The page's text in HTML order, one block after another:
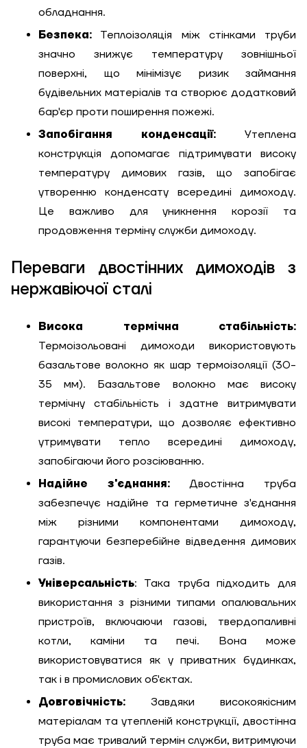
обладнання.
Безпека: Теплоізоляція між стінками труби
значно знижує температуру зовнішньої
поверхні, що мінімізує ризик займання
будівельних матеріалів та створює додатковий
бар'єр проти поширення пожежі.
Запобігання конденсації: Утеплена
конструкція допомагає підтримувати високу
температуру димових газів, що запобігає
утворенню конденсату всередині димоходу.
Це важливо для уникнення корозії та
продовження терміну служби димоходу.
Переваги двостінних димоходів з
нержавіючої сталі
Висока термічна стабільність:
Термоізольовані димоходи використовують
базальтове волокно як шар термоізоляції (30-
35 мм). Базальтове волокно має високу
термічну стабільність і здатне витримувати
високі температури, що дозволяє ефективно
утримувати тепло всередині димоходу,
запобігаючи його розсіюванню.
Надійне з'єднання:Двостінна труба
забезпечує надійне та герметичне з'єднання
між різними компонентами димоходу,
гарантуючи безперебійне відведення димових
газів.
Універсальність: Така труба підходить для
використання з різними типами опалювальних
пристроїв, включаючи газові, твердопаливні
котли, каміни та печі. Вона може
використовуватися як у приватних будинках,
так і в промислових об'єктах.
Довговічність: Завдяки високоякісним
матеріалам та утепленій конструкції, двостінна
труба має тривалий термін служби, витримуючи
Висота, м
Ширина, м
Довжина, м
Ступінь
утеплення, Вт/м
кв
потужність, кВт
Зворотній дзвінок
Надіслати
Надіслати
Кошик